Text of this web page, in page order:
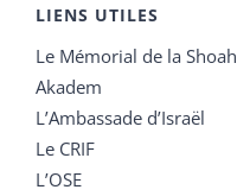
LIENS UTILES
Le Mémorial de la Shoah
Akadem
L’Ambassade d’Israël
Le CRIF
L’OSE